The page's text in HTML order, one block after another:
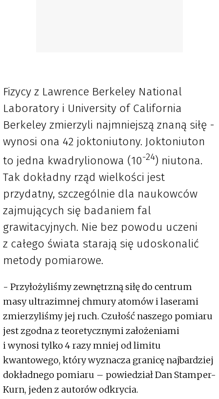
Fizycy z Lawrence Berkeley National
Laboratory i University of California
Berkeley zmierzyli najmniejszą znaną siłę -
wynosi ona 42 joktoniutony. Joktoniuton
to jedna kwadrylionowa (10-24) niutona.
Tak dokładny rząd wielkości jest
przydatny, szczególnie dla naukowców
zajmujących się badaniem fal
grawitacyjnych. Nie bez powodu uczeni
z całego świata starają się udoskonalić
metody pomiarowe.
- Przyłożyliśmy zewnętrzną siłę do centrum
masy ultrazimnej chmury atomów i laserami
zmierzyliśmy jej ruch. Czułość naszego pomiaru
jest zgodna z teoretycznymi założeniami
i wynosi tylko 4 razy mniej od limitu
kwantowego, który wyznacza granicę najbardziej
dokładnego pomiaru – powiedział Dan Stamper-
Kurn, jeden z autorów odkrycia.